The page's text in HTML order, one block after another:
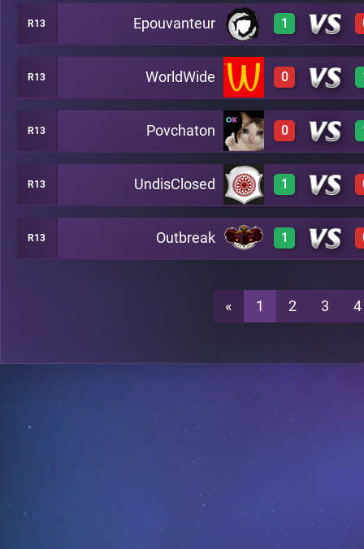
0 C17
R13 Epouvanteur 1
3 C17
R13 WorldWide 0
0 C17
R13 Povchaton 0
0 C17
R13 UndisClosed 1
3 C17
R13 Outbreak 1
C17
« 1 2 3 4